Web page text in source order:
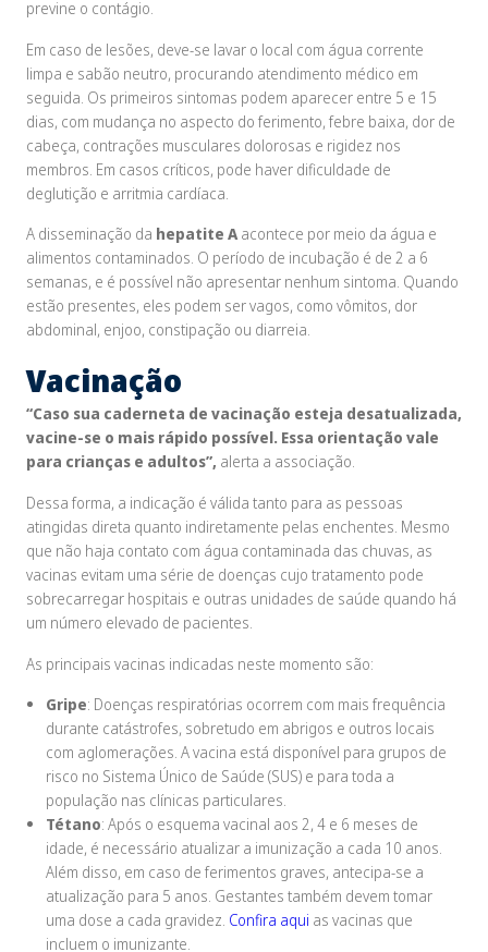
previne o contágio.
Em caso de lesões, deve-se lavar o local com água corrente
limpa e sabão neutro, procurando atendimento médico em
seguida. Os primeiros sintomas podem aparecer entre 5 e 15
dias, com mudança no aspecto do ferimento, febre baixa, dor de
cabeça, contrações musculares dolorosas e rigidez nos
membros. Em casos críticos, pode haver dificuldade de
deglutição e arritmia cardíaca.
A disseminação da hepatite A acontece por meio da água e
alimentos contaminados. O período de incubação é de 2 a 6
semanas, e é possível não apresentar nenhum sintoma. Quando
estão presentes, eles podem ser vagos, como vômitos, dor
abdominal, enjoo, constipação ou diarreia.
Vacinação
“Caso sua caderneta de vacinação esteja desatualizada,
vacine-se o mais rápido possível. Essa orientação vale
para crianças e adultos”, alerta a associação.
Dessa forma, a indicação é válida tanto para as pessoas
atingidas direta quanto indiretamente pelas enchentes. Mesmo
que não haja contato com água contaminada das chuvas, as
vacinas evitam uma série de doenças cujo tratamento pode
sobrecarregar hospitais e outras unidades de saúde quando há
um número elevado de pacientes.
As principais vacinas indicadas neste momento são:
Gripe: Doenças respiratórias ocorrem com mais frequência
durante catástrofes, sobretudo em abrigos e outros locais
com aglomerações. A vacina está disponível para grupos de
risco no Sistema Único de Saúde (SUS) e para toda a
população nas clínicas particulares.
Tétano: Após o esquema vacinal aos 2, 4 e 6 meses de
idade, é necessário atualizar a imunização a cada 10 anos.
Além disso, em caso de ferimentos graves, antecipa-se a
atualização para 5 anos. Gestantes também devem tomar
uma dose a cada gravidez. Confira aqui as vacinas que
incluem o imunizante.